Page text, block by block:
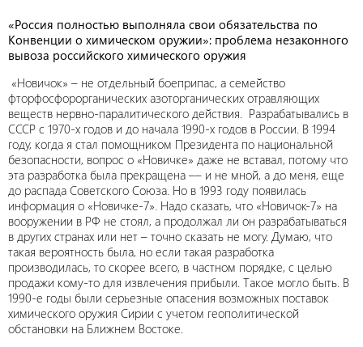
«Россия полностью выполняла свои обязательства по
Конвенции о химическом оружии»: проблема незаконного
вывоза российского химического оружия
«Новичок» – не отдельный боеприпас, а семейство
фторфосфорорганических азоторганических отравляющих
веществ нервно-паралитического действия. Разрабатывались в
СССР с 1970-х годов и до начала 1990-х годов в России. В 1994
году, когда я стал помощником Президента по национальной
безопасности, вопрос о «Новичке» даже не вставал, потому что
эта разработка была прекращена –– и не мной, а до меня, еще
до распада Советского Союза. Но в 1993 году появилась
информация о «Новичке-7». Надо сказать, что «Новичок-7» на
вооружении в РФ не стоял, а продолжал ли он разрабатываться
в других странах или нет – точно сказать не могу. Думаю, что
такая вероятность была, но если такая разработка
производилась, то скорее всего, в частном порядке, с целью
продажи кому-то для извлечения прибыли. Такое могло быть. В
1990-е годы были серьезные опасения возможных поставок
химического оружия Сирии с учетом геополитической
обстановки на Ближнем Востоке.